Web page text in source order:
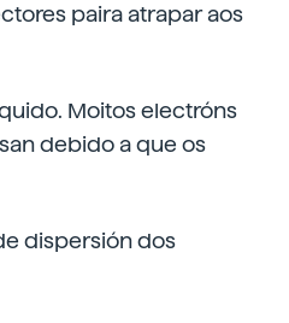
paira atrapar aos
Moitos electróns
debido a que os
dispersión dos